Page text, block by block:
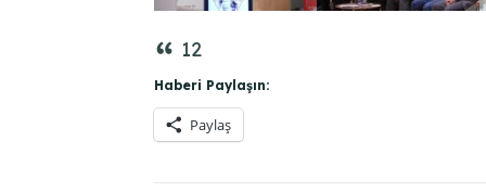
12
Haberi Paylaşın:
Paylaş